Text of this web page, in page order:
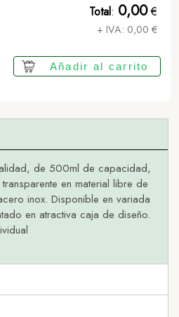
Total: 0,00€
+ IVA: 0,00 €
Añadir al carrito
de 500ml de capacidad,
en material libre de
inox. Disponible en variada
en atractiva caja de diseño.